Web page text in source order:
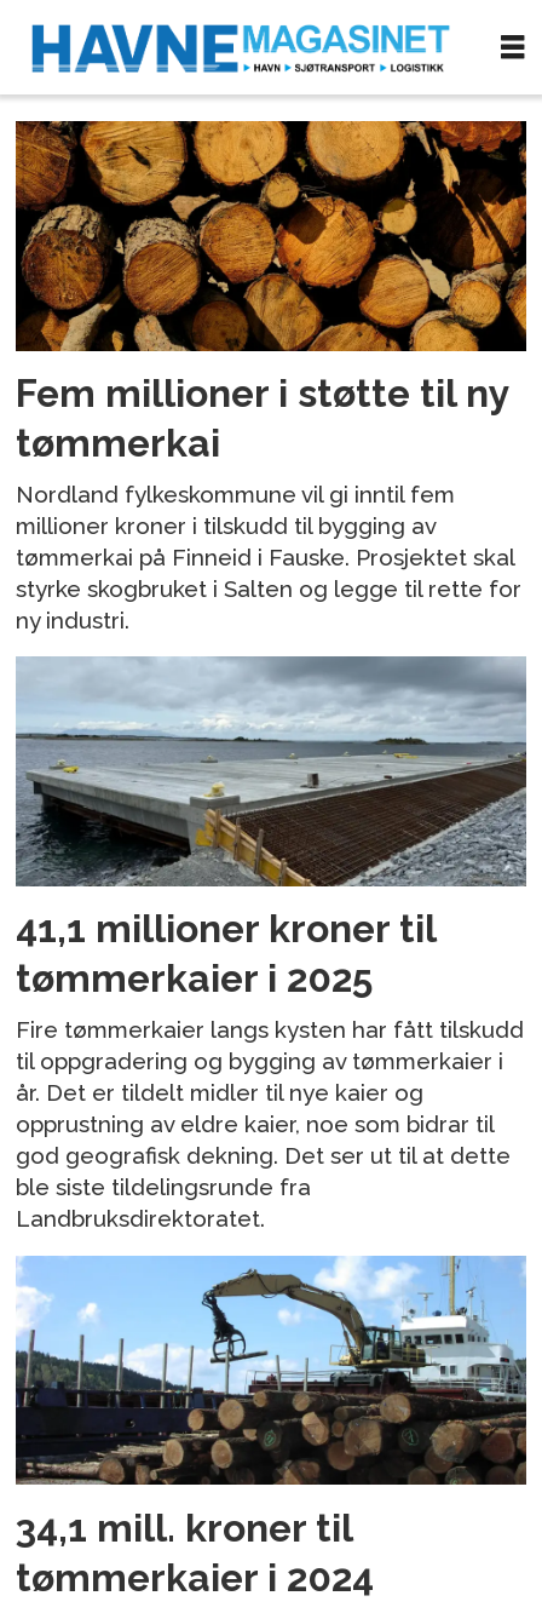
Tag:
tømmerkaier
Fem millioner i støtte til ny
tømmerkai
Nordland fylkeskommune vil gi inntil fem
millioner kroner i tilskudd til bygging av
tømmerkai på Finneid i Fauske. Prosjektet skal
styrke skogbruket i Salten og legge til rette for
ny industri.
41,1 millioner kroner til
tømmerkaier i 2025
Fire tømmerkaier langs kysten har fått tilskudd
til oppgradering og bygging av tømmerkaier i
år. Det er tildelt midler til nye kaier og
opprustning av eldre kaier, noe som bidrar til
god geografisk dekning. Det ser ut til at dette
ble siste tildelingsrunde fra
Landbruksdirektoratet.
34,1 mill. kroner til
tømmerkaier i 2024